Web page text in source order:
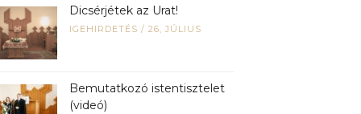
Dicsérjétek az Urat!
IGEHIRDETÉS / 26, JÚLIUS
Bemutatkozó istentisztelet
(videó)